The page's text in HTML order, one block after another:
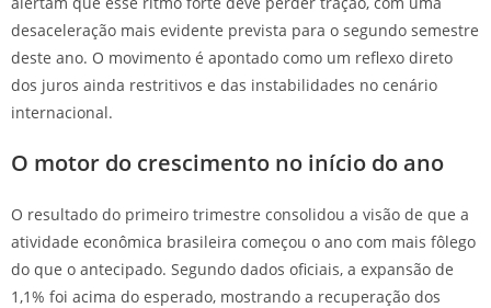
desaceleração mais evidente prevista para o segundo semestre
deste ano. O movimento é apontado como um reflexo direto
dos juros ainda restritivos e das instabilidades no cenário
internacional.
O motor do crescimento no início do ano
O resultado do primeiro trimestre consolidou a visão de que a
atividade econômica brasileira começou o ano com mais fôlego
do que o antecipado. Segundo dados oficiais, a expansão de
1,1% foi acima do esperado, mostrando a recuperação dos